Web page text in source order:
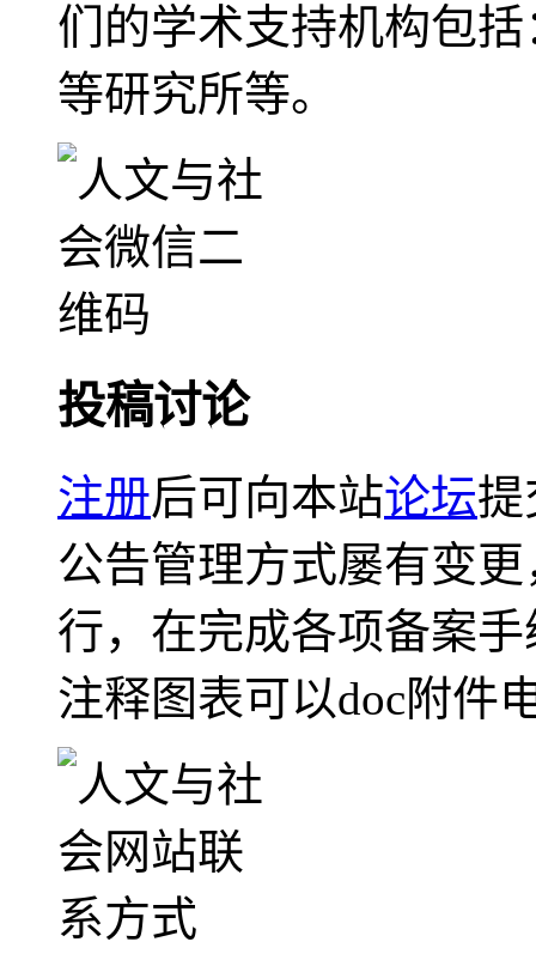
们的学术支持机构包
等研究所等。
投稿讨论
注册后可向本站论坛提
公告管理方式屡有变
行，在完成各项备案
注释图表可以doc附件